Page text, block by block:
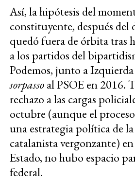
Así, la hipótesis del
constituyente, después del
quedó fuera de órbita tras
a los partidos del
Podemos, junto a
sorpassoal PSOE en 2016.
rechazo a las cargas
octubre (aunque el
una estrategia política de
catalanista vergonzante)
Estado, no hubo espacio
federal.